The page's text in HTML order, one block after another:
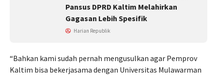
Pansus DPRD Kaltim Melahirkan
Gagasan Lebih Spesifik
Harian Republik
“Bahkan kami sudah pernah mengusulkan agar Pemprov
Kaltim bisa bekerjasama dengan Universitas Mulawarman